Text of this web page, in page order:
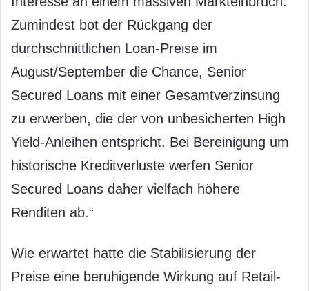
Zumindest bot der Rückgang der
durchschnittlichen Loan-Preise im
August/September die Chance, Senior
Secured Loans mit einer Gesamtverzinsung
zu erwerben, die der von unbesicherten High
Yield-Anleihen entspricht. Bei Bereinigung um
historische Kreditverluste werfen Senior
Secured Loans daher vielfach höhere
Renditen ab.“
Wie erwartet hatte die Stabilisierung der
Preise eine beruhigende Wirkung auf Retail-